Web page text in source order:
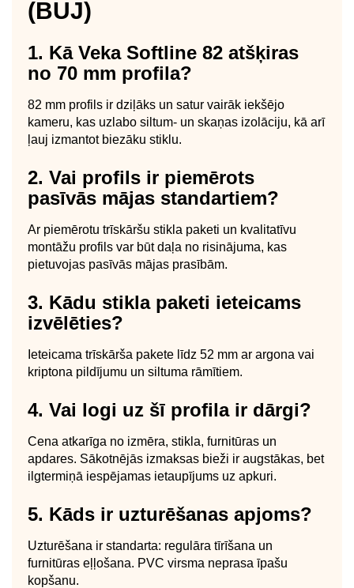
(BUJ)
1. Kā Veka Softline 82 atšķiras
no 70 mm profila?
82 mm profils ir dziļāks un satur vairāk iekšējo
kameru, kas uzlabo siltum- un skaņas izolāciju, kā arī
ļauj izmantot biezāku stiklu.
2. Vai profils ir piemērots
pasīvās mājas standartiem?
Ar piemērotu trīskāršu stikla paketi un kvalitatīvu
montāžu profils var būt daļa no risinājuma, kas
pietuvojas pasīvās mājas prasībām.
3. Kādu stikla paketi ieteicams
izvēlēties?
Ieteicama trīskārša pakete līdz 52 mm ar argona vai
kriptona pildījumu un siltuma rāmītiem.
4. Vai logi uz šī profila ir dārgi?
Cena atkarīga no izmēra, stikla, furnitūras un
apdares. Sākotnējās izmaksas bieži ir augstākas, bet
ilgtermiņā iespējamas ietaupījums uz apkuri.
5. Kāds ir uzturēšanas apjoms?
Uzturēšana ir standarta: regulāra tīrīšana un
furnitūras eļļošana. PVC virsma neprasa īpašu
kopšanu.